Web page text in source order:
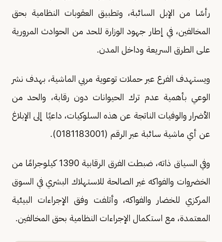
رأسًا من الإبل السائبة، وتطبيق العقوبات النظامية بحق
المخالفين، في إطار جهود الوزارة للحد من الحوادث المرورية
على الطرق السريعة وداخل المدن.
ويستهدف الفرع عبر حملات توعوية مربي الماشية، بهدف نشر
الوعي بأهمية عدم ترك الحيوانات دون رقابة، والحد من
الأضرار والوفيات الناتجة عن هذه السلوكيات، داعيًا إلى الإبلاغ
عن أي ماشية سائبة عبر الرقم (0181183001).
وفي السياق ذاته، ضبطت الفرق الرقابية 1390 كيلوجرامًا من
الخضروات والفواكه غير الصالحة للاستهلاك البشري في السوق
المركزي للخضار والفواكه، وأتلفت وفق الإجراءات البيئية
المعتمدة، مع استكمال الإجراءات النظامية بحق المخالفين.